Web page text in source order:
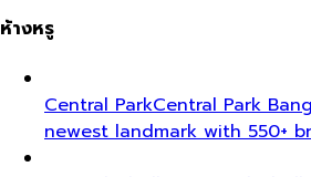
ห้างหรู
Central ParkCentral Park
newest landmark with 550+